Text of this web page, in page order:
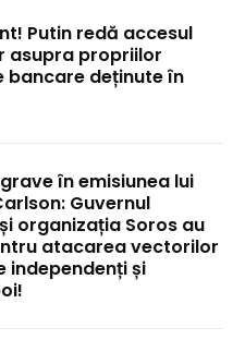
Putin redă accesul
asupra propriilor
bancare deținute în
în emisiunea lui
Guvernul
organizația Soros au
atacarea vectorilor
independenți și